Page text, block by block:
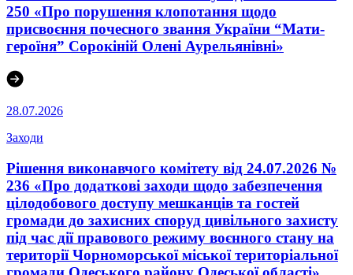
250 «Про порушення клопотання щодо
присвоєння почесного звання України “Мати-
героїня” Сорокіній Олені Аурельянівні»
28.07.2026
Заходи
Рішення виконавчого комітету від 24.07.2026 №
236 «Про додаткові заходи щодо забезпечення
цілодобового доступу мешканців та гостей
громади до захисних споруд цивільного захисту
під час дії правового режиму воєнного стану на
території Чорноморської міської територіальної